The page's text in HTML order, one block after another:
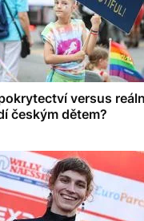
versus
českým dětem?